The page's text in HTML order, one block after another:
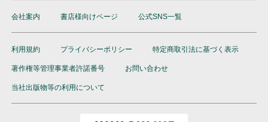
会社案内 書店様向けページ 公式SNS一覧
利用規約 プライバシーポリシー 特定商取引法に基づく表示
著作権等管理事業者許諾番号 お問い合わせ
当社出版物等の利用について